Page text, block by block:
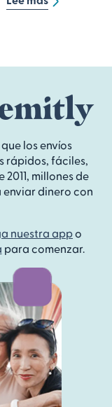
los envíos
rápidos, fáciles,
millones de
dinero con
nuestra appo
para comenzar.